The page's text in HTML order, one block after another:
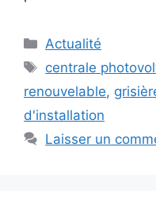
Catégories
Actualité
Étiquettes
centrale
renouvelable,
d'installation
Laisser un